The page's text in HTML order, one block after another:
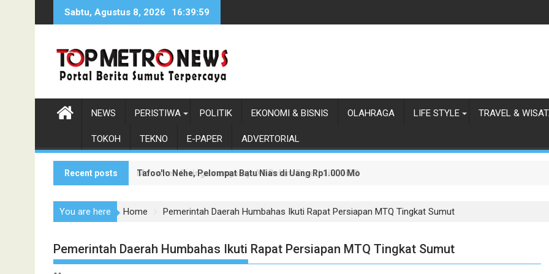
Sabtu, Agustus 8, 2026 16:40:0
NEWS PERISTIWA POLITIK EKONOMI & BISNIS OLAHRAGA LIFE STYLE TRAVEL &
TOKOH TEKNO E-PAPER ADVERTORIAL
Recent posts Tafoo'lo Nehe, Pelompat Batu Nias di Uang Rp1.000 Mohon ke Prabowo Diundang Upacara HUT ke-81
Monumen Sisingamangaraja XII Belum Diperbaiki, HBB Ajak Orang Batak Menyikapi Ketidakperdulian
You are here Home Pemerintah Daerah Humbahas Ikuti Rapat Persiapan MTQ Tingkat Sumut
Pemerintah Daerah Humbahas Ikuti Rapat Persiapan MTQ Tingkat Sumut